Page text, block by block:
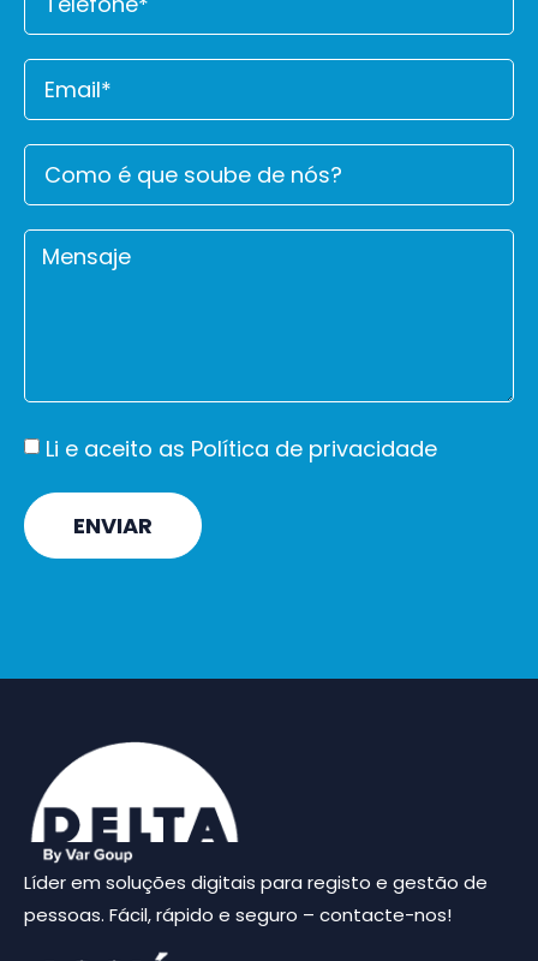
Li e aceito as Política de privacidade
ENVIAR
Líder em soluções digitais para registo e gestão de
pessoas. Fácil, rápido e seguro – contacte-nos!